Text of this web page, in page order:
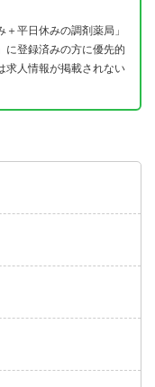
平日休みの調剤薬局」
に登録済みの方に優先的
求人情報が掲載されない